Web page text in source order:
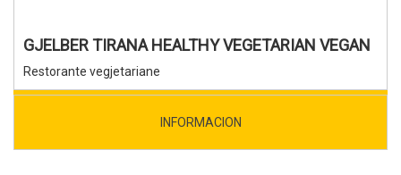
GJELBER TIRANA HEALTHY VEGETARIAN VEGAN
Restorante vegjetariane
INFORMACION